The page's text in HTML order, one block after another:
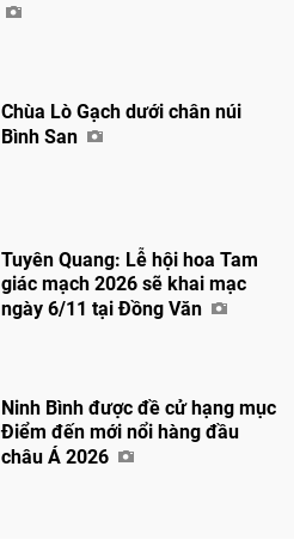
Chùa Lò Gạch dưới chân núi
Bình San
Tuyên Quang: Lễ hội hoa Tam
giác mạch 2026 sẽ khai mạc
ngày 6/11 tại Đồng Văn
Ninh Bình được đề cử hạng mục
Điểm đến mới nổi hàng đầu
châu Á 2026